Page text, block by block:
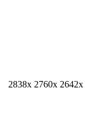
2838x 2760x 2642x